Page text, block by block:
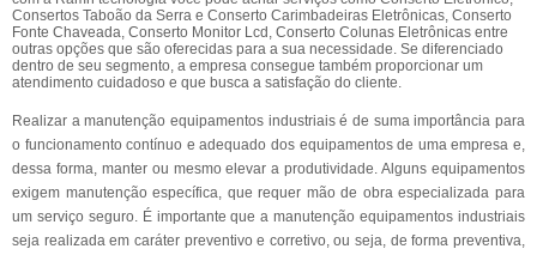
Consertos Taboão da Serra e Conserto Carimbadeiras Eletrônicas, Conserto
Fonte Chaveada, Conserto Monitor Lcd, Conserto Colunas Eletrônicas entre
outras opções que são oferecidas para a sua necessidade. Se diferenciado
dentro de seu segmento, a empresa consegue também proporcionar um
atendimento cuidadoso e que busca a satisfação do cliente.
Realizar a manutenção equipamentos industriais é de suma importância para
o funcionamento contínuo e adequado dos equipamentos de uma empresa e,
dessa forma, manter ou mesmo elevar a produtividade. Alguns equipamentos
exigem manutenção específica, que requer mão de obra especializada para
um serviço seguro. É importante que a manutenção equipamentos industriais
seja realizada em caráter preventivo e corretivo, ou seja, de forma preventiva,